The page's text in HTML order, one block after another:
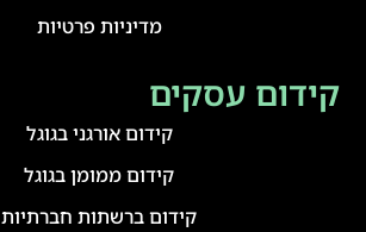
קידום עסקים
קידום אורגני בגוגל
קידום ממומן בגוגל
קידום ברשתות חברתיות
מדיניות פרטיות